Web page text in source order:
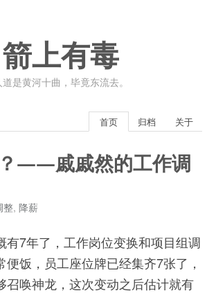
箭上有毒
道是黄河十曲，毕竟东流去。
首页 归档 关于
——戚戚然的工作调
整, 降薪
有7年了，工作岗位变换和项目组调
便饭，员工座位牌已经集齐7张了，
召唤神龙，这次变动之后估计就有